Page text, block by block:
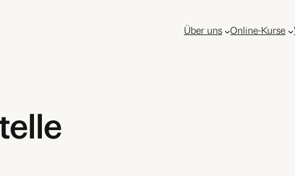
Über uns
Online-Kurse